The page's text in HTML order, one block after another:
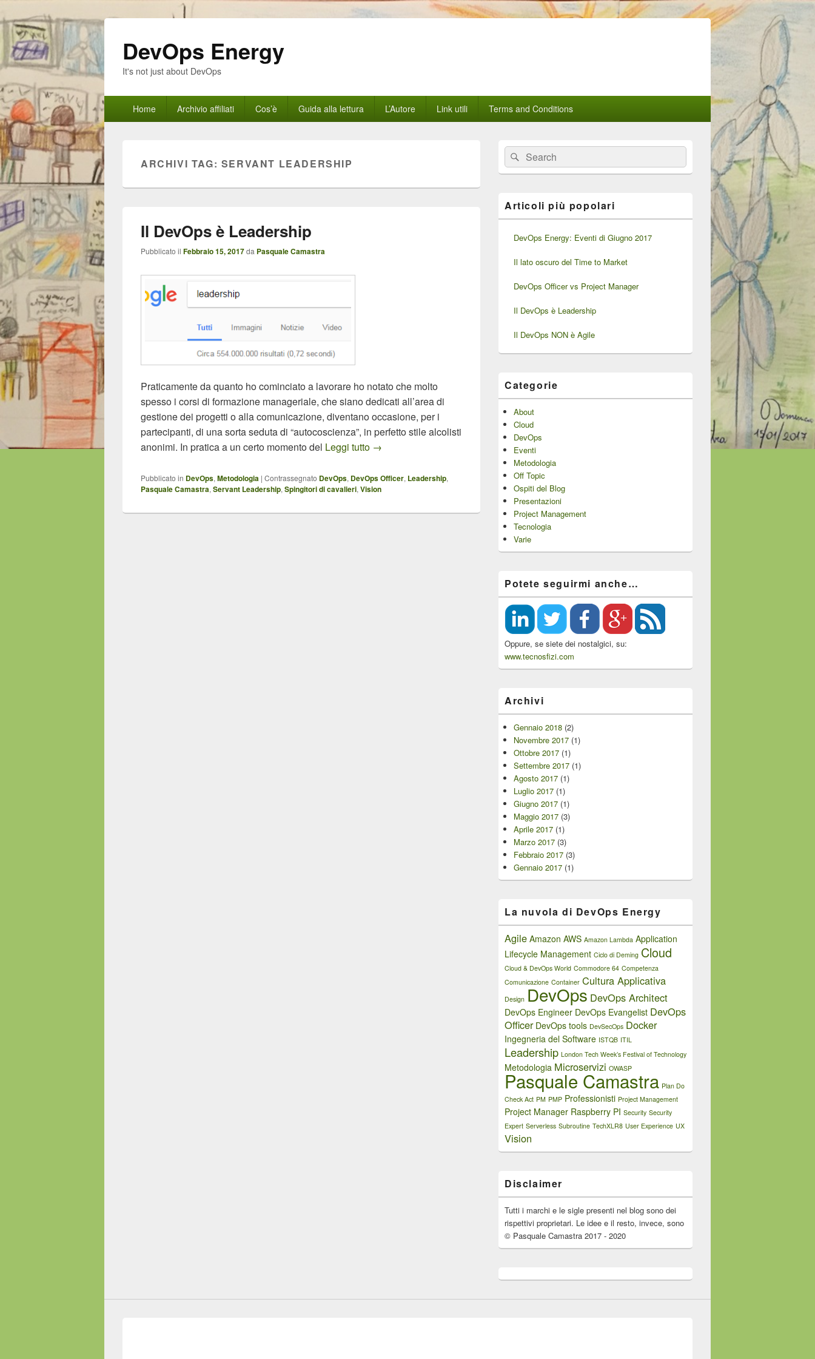
DevOps Energy
It's not just about DevOps
Menu
principaleHome Archivio affiliati Cos’è Guida alla lettura L’Autore Link utili Terms and Conditions
ARCHIVI TAG: SERVANT LEADERSHIP
Il DevOps è Leadership
Pubblicato il Febbraio 15, 2017da Pasquale Camastra
Praticamente da quanto ho cominciato a lavorare ho notato che molto
spesso i corsi di formazione manageriale, che siano dedicati all’area di
gestione dei progetti o alla comunicazione, diventano occasione, per i
partecipanti, di una sorta seduta di “autocoscienza”, in perfetto stile alcolisti
anonimi. In pratica a un certo momento del Leggi tutto Il DevOps è Leadership
→
Pubblicato in DevOps,Metodologia | Contrassegnato DevOps, DevOps Officer, Leadership,
Pasquale Camastra,Servant Leadership,Spingitori di cavalieri,Vision
Area
widget
barra
laterale
Cerca:Cerca
Articoli più popolari
DevOps Energy: Eventi di Giugno 2017
Il lato oscuro del Time to Market
DevOps Officer vs Project Manager
Il DevOps è Leadership
Il DevOps NON è Agile
Categorie
About
Cloud
DevOps
Eventi
Metodologia
Off Topic
Ospiti del Blog
Presentazioni
Project Management
Tecnologia
Varie
Potete seguirmi anche…
Oppure, se siete dei nostalgici, su:
www.tecnosfizi.com
Archivi
Gennaio 2018 (2)
Novembre 2017 (1)
Ottobre 2017 (1)
Settembre 2017 (1)
Agosto 2017 (1)
Luglio 2017 (1)
Giugno 2017 (1)
Maggio 2017 (3)
Aprile 2017 (1)
Marzo 2017 (3)
Febbraio 2017 (3)
Gennaio 2017 (1)
La nuvola di DevOps Energy
Agile Amazon AWS Amazon Lambda Application
Lifecycle Management Ciclo di Deming Cloud
Cloud & DevOps World Commodore 64 Competenza
Comunicazione Container Cultura Applicativa
Design DevOps DevOps Architect
DevOps Engineer DevOps Evangelist DevOps
Officer DevOps tools DevSecOps Docker
Ingegneria del Software ISTQB ITIL
Leadership London Tech Week’s Festival of Technology
Metodologia Microservizi OWASP
Pasquale Camastra Plan Do
Check Act PM PMP Professionisti Project Management
Project Manager Raspberry PI Security Security
Expert Serverless Subroutine TechXLR8 User Experience UX
Vision
Disclaimer
Tutti i marchi e le sigle presenti nel blog sono dei
rispettivi proprietari. Le idee e il resto, invece, sono
© Pasquale Camastra 2017 - 2020